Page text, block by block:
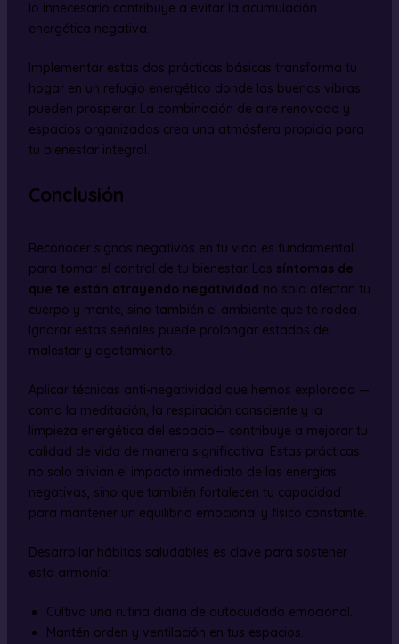
lo innecesario contribuye a evitar la acumulación
energética negativa.
Implementar estas dos prácticas básicas transforma tu
hogar en un refugio energético donde las buenas vibras
pueden prosperar. La combinación de aire renovado y
espacios organizados crea una atmósfera propicia para
tu bienestar integral.
Conclusión
Reconocer signos negativos en tu vida es fundamental
para tomar el control de tu bienestar. Los síntomas de
que te están atrayendo negatividad no solo afectan tu
cuerpo y mente, sino también el ambiente que te rodea.
Ignorar estas señales puede prolongar estados de
malestar y agotamiento.
Aplicar técnicas anti-negatividad que hemos explorado —
como la meditación, la respiración consciente y la
limpieza energética del espacio— contribuye a mejorar tu
calidad de vida de manera significativa. Estas prácticas
no solo alivian el impacto inmediato de las energías
negativas, sino que también fortalecen tu capacidad
para mantener un equilibrio emocional y físico constante.
Desarrollar hábitos saludables es clave para sostener
esta armonía:
Cultiva una rutina diaria de autocuidado emocional.
Mantén orden y ventilación en tus espacios.